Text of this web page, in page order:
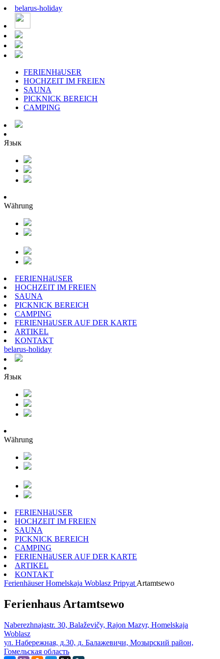
belarus-holiday
FERIENHäUSER
HOCHZEIT IM FREIEN
SAUNA
PICKNICK BEREICH
CAMPING
Язык
Währung
FERIENHäUSER
HOCHZEIT IM FREIEN
SAUNA
PICKNICK BEREICH
CAMPING
FERIENHäUSER AUF DER KARTE
ARTIKEL
KONTAKT
belarus-holiday
Язык
Währung
FERIENHäUSER
HOCHZEIT IM FREIEN
SAUNA
PICKNICK BEREICH
CAMPING
FERIENHäUSER AUF DER KARTE
ARTIKEL
KONTAKT
Ferienhäuser Homelskaja Woblasz Pripyat Artamtsewo
Ferienhaus Artamtsewo
Naberezhnajastr. 30, Balaževičy, Rajon Mazyr, Homelskaja
Woblasz
ул. Набережная, д.30, д. Балажевичи, Мозырский район,
Гомельская область